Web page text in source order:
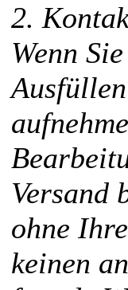
2.
Wenn
Versand
ohne
keinen